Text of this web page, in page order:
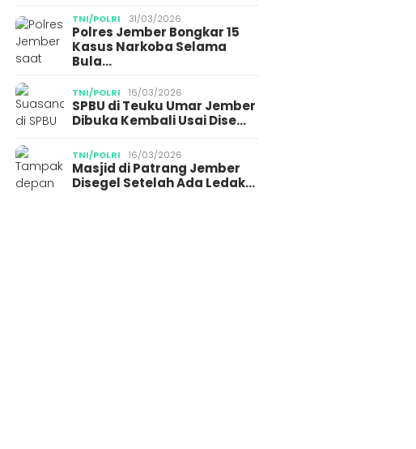
TNI/POLRI 31/03/2026
Polres Jember Bongkar 15
Kasus Narkoba Selama
Bula…
TNI/POLRI 16/03/2026
SPBU di Teuku Umar Jember
Dibuka Kembali Usai Dise…
TNI/POLRI 16/03/2026
Masjid di Patrang Jember
Disegel Setelah Ada Ledak…